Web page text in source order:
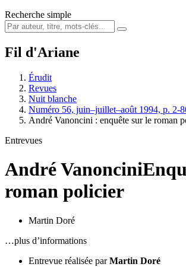
Recherche simple
Fil d'Ariane
Érudit
Revues
Nuit blanche
Numéro 56, juin–juillet–août 1994, p. 2-
André Vanoncini : enquête sur le roman
Entrevues
André Vanoncini
roman policier
Martin Doré
…plus d’informations
Entrevue réalisée par Martin Doré